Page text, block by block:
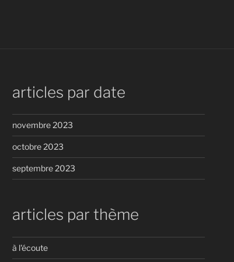
articles par date
novembre 2023
octobre 2023
septembre 2023
articles par thème
à l'écoute